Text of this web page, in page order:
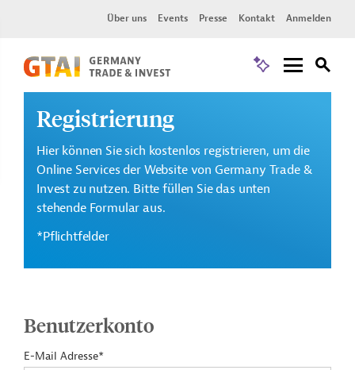
Über uns Events Presse Kontakt Anmelden
Registrierung
Hier können Sie sich kostenlos registrieren, um die
Online Services der Website von Germany Trade &
Invest zu nutzen. Bitte füllen Sie das unten
stehende Formular aus.
*Pflichtfelder
Benutzerkonto
E-Mail Adresse*